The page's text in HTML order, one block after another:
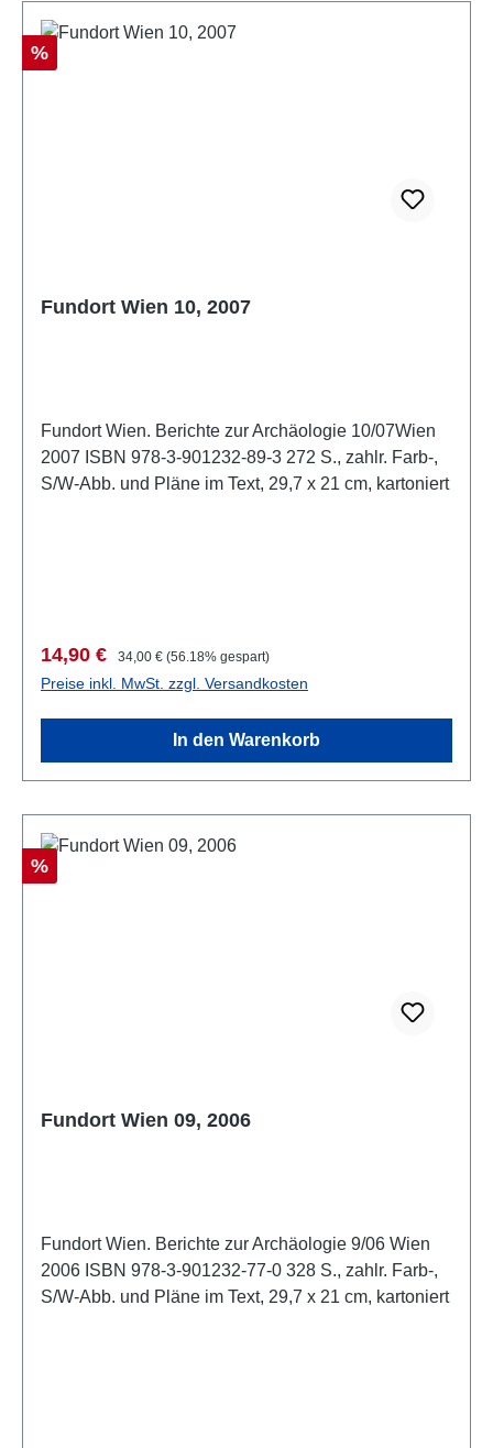
Rabatt
%
Fundort Wien 10, 2007
Fundort Wien. Berichte zur Archäologie 10/07Wien
2007 ISBN 978-3-901232-89-3 272 S., zahlr. Farb-,
S/W-Abb. und Pläne im Text, 29,7 x 21 cm, kartoniert
Verkaufspreis:
14,90 € Regulärer Preis:
34,00 € (56.18% gespart)
Preise inkl. MwSt. zzgl. Versandkosten
In den Warenkorb
Rabatt
%
Fundort Wien 09, 2006
Fundort Wien. Berichte zur Archäologie 9/06 Wien
2006 ISBN 978-3-901232-77-0 328 S., zahlr. Farb-,
S/W-Abb. und Pläne im Text, 29,7 x 21 cm, kartoniert